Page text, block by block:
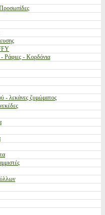
Ράφιες - Κορδόνια
- λεκάνες ζυμώματος